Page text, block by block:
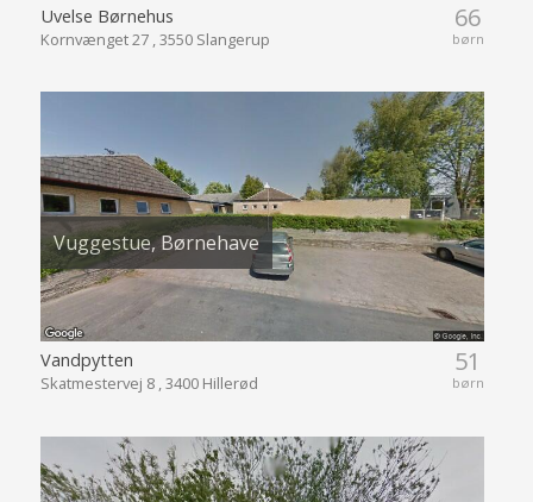
66
børn
Uvelse Børnehus
Kornvænget 27 , 3550 Slangerup
Vuggestue, Børnehave
51
børn
Vandpytten
Skatmestervej 8 , 3400 Hillerød